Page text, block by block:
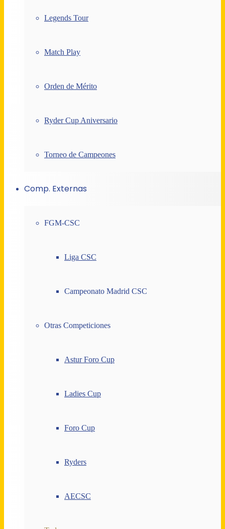
Legends Tour
Match Play
Orden de Mérito
Ryder Cup Aniversario
Torneo de Campeones
Comp. Externas
FGM-CSC
Liga CSC
Campeonato Madrid CSC
Otras Competiciones
Astur Foro Cup
Ladies Cup
Foro Cup
Ryders
AECSC